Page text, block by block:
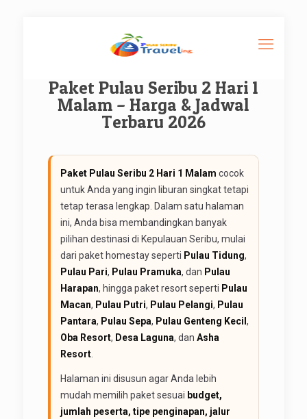
Paket Pulau Seribu 2 Hari 1
Malam – Harga & Jadwal
Terbaru 2026
Paket Pulau Seribu 2 Hari 1 Malam cocok
untuk Anda yang ingin liburan singkat tetapi
tetap terasa lengkap. Dalam satu halaman
ini, Anda bisa membandingkan banyak
pilihan destinasi di Kepulauan Seribu, mulai
dari paket homestay seperti Pulau Tidung,
Pulau Pari, Pulau Pramuka, dan Pulau
Harapan, hingga paket resort seperti Pulau
Macan, Pulau Putri, Pulau Pelangi, Pulau
Pantara, Pulau Sepa, Pulau Genteng Kecil ,
Oba Resort, Desa Laguna, dan Asha
Resort.
Halaman ini disusun agar Anda lebih
mudah memilih paket sesuai budget,
jumlah peserta, tipe penginapan, jalur